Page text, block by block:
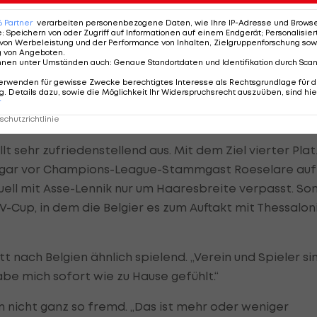
Wieso spiele ich nicht?“
Wohlfahrtstätter ab. „Ich habe es zwar zunächst
mir attestiert, dass ich viel ruhiger geworden
sehr zufriedenstellend aus. Mit dem Ziel vierter
vor Champions-League-Stammgast Roeselare auf
mit Asse-Lennik nur um Haaresbreite verpasst.
in dem die Belgier es zum Auftakt mit
Belgien ähnlich spielend. „Verein und Spieler
mich sofort wie zu Hause gefühlt.“
nicht ganz so fremd. „Das ist mehr oder weniger
Partner verarbeiten personenbezogene Daten, wie Ihre IP-Adresse und
: Speichern von oder Zugriff auf Informationen auf einem Endgerät;
Werbeleistung und der Performance von Inhalten, Zielgruppenforschung
von Angeboten.
unter Umständen auch: Genaue Standortdaten und Identifikation durch
für gewisse Zwecke berechtigtes Interesse als Rechtsgrundlage für
Details dazu, sowie die Möglichkeit Ihr Widerspruchsrecht auszuüben, sind